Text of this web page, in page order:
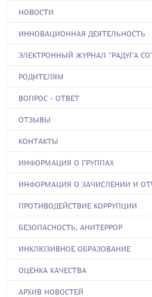
НОВОСТИ
ИННОВАЦИОННАЯ ДЕЯТЕЛЬНОСТЬ
ЭЛЕКТРОННЫЙ ЖУРНАЛ "РАДУГА
РОДИТЕЛЯМ
ВОПРОС - ОТВЕТ
ОТЗЫВЫ
КОНТАКТЫ
ИНФОРМАЦИЯ О ГРУППАХ
ИНФОРМАЦИЯ О ЗАЧИСЛЕНИИ И
ПРОТИВОДЕЙСТВИЕ КОРРУПЦИИ
БЕЗОПАСНОСТЬ, АНИТЕРРОР
ИНКЛЮЗИВНОЕ ОБРАЗОВАНИЕ
ОЦЕНКА КАЧЕСТВА
АРХИВ НОВОСТЕЙ